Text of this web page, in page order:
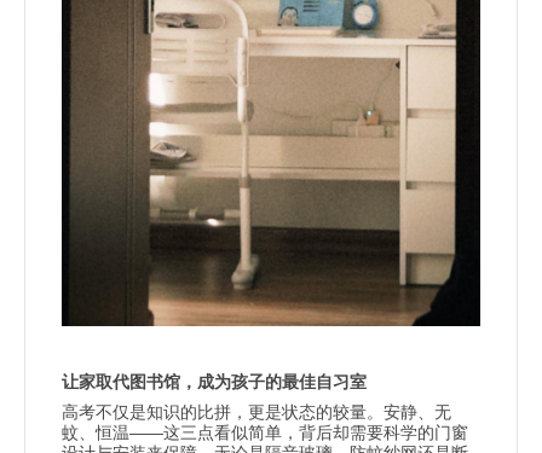
让家取代图书馆，成为孩子的最佳自习室
高考不仅是知识的比拼，更是状态的较量。安静、无
蚊、恒温——这三点看似简单，背后却需要科学的门窗